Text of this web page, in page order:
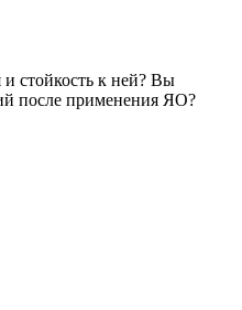
стойкость к ней? Вы
после применения ЯО?